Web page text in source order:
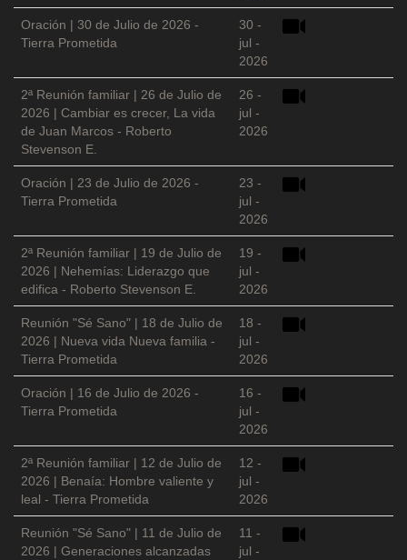
Oración | 30 de Julio de 2026 -
Tierra Prometida
30 -
jul -
2026
2ª Reunión familiar | 26 de Julio de
2026 | Cambiar es crecer, La vida
de Juan Marcos - Roberto
Stevenson E.
26 -
jul -
2026
Oración | 23 de Julio de 2026 -
Tierra Prometida
23 -
jul -
2026
2ª Reunión familiar | 19 de Julio de
2026 | Nehemías: Liderazgo que
edifica - Roberto Stevenson E.
19 -
jul -
2026
Reunión "Sé Sano" | 18 de Julio de
2026 | Nueva vida Nueva familia -
Tierra Prometida
18 -
jul -
2026
Oración | 16 de Julio de 2026 -
Tierra Prometida
16 -
jul -
2026
2ª Reunión familiar | 12 de Julio de
2026 | Benaía: Hombre valiente y
leal - Tierra Prometida
12 -
jul -
2026
Reunión "Sé Sano" | 11 de Julio de
2026 | Generaciones alcanzadas
11 -
jul -